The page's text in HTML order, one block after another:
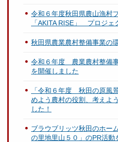
令和６年度秋田県農山漁村
「AKITA RISE」 プロジェ
秋田県農業農村整備事業の
令和６年度 農業農村整備
を開催しました
「令和６年度 秋田の原風
めよう農村の役割、考えよ
した！
ブラウブリッツ秋田のホー
の里地里山５０」のPR活動